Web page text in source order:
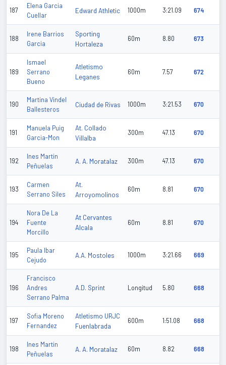
187
Elena Garcia
Cuellar
Edward Athletic 1000m 3:21.09 674
188
Irene Barrios
Garcia
Sporting
Hortaleza
60m 8.80 673
189
Ismael
Serrano
Bueno
Atletismo
Leganes
60m 7.57 672
190
Martina Vindel
Ballesteros
Ciudad de Rivas 1000m 3:21.53 670
191
Manuela Puig
Garcia-Mon
At. Collado
Villalba
300m 47.13 670
192
Ines Martin
Peñuelas
A. A. Moratalaz 300m 47.13 670
193
Carmen
Serrano Siles
At.
Arroyomolinos
60m 8.81 670
194
Nora De La
Fuente
Morcillo
At Cervantes
Alcala
60m 8.81 670
195
Paula Ibar
Cejudo
A.A. Mostoles 1000m 3:21.66 669
196
Francisco
Andres
Serrano Palma
A.D. Sprint Longitud 5.80 668
197
Sofia Moreno
Fernandez
Atletismo URJC
Fuenlabrada
600m 1:51.08 668
198
Ines Martin
Peñuelas
A. A. Moratalaz 60m 8.82 668